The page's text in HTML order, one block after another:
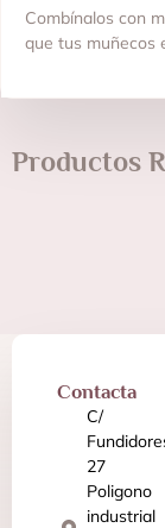
Combínalos con
que tus muñecos
Productos
Contacta
C/
27
Poligono
industrial